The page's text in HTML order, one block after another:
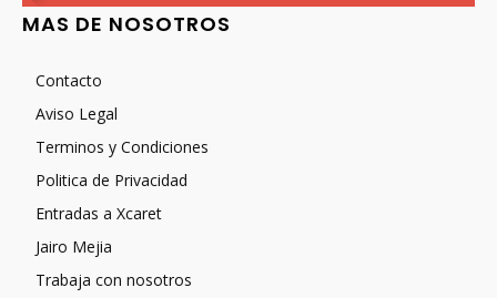
MAS DE NOSOTROS
Contacto
Aviso Legal
Terminos y Condiciones
Politica de Privacidad
Entradas a Xcaret
Jairo Mejia
Trabaja con nosotros